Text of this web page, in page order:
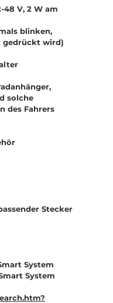
48 V, 2 W am
blinken,
gedrückt wird)
solche
des Fahrers
Stecker
System
System